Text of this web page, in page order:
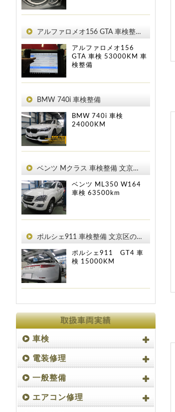
アルファロメオ156 GTA 車検整備 文京区のお客様
アルファロメオ156
GTA 車検 53000KM 車
検整備
BMW 740i 車検整備
BMW 740i 車検
24000KM
ベンツ Mクラス 車検整備 文京区のお客様
ベンツ ML350 W164
車検 63500km
ポルシェ911 車検整備 文京区のお客様
ポルシェ911 GT4 車
検 15000KM
車検
電装修理
一般整備
エアコン修理